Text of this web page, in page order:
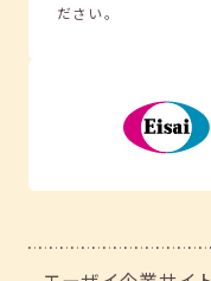
ださい。